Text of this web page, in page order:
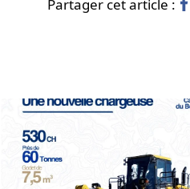
Partager cet article :